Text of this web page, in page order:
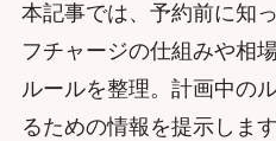
本記事では、予約前に知
フチャージの仕組みや相
ルールを整理。計画中の
るための情報を提示します